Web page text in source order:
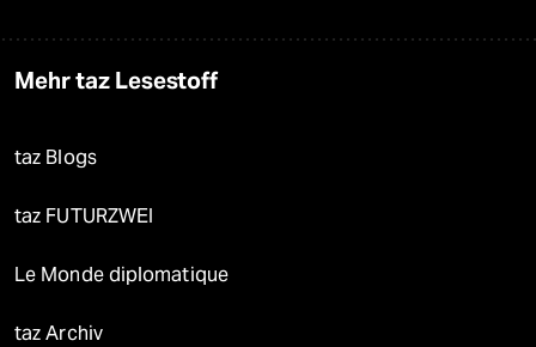
Mehr taz Lesestoff
taz Blogs
taz FUTURZWEI
Le Monde diplomatique
taz Archiv